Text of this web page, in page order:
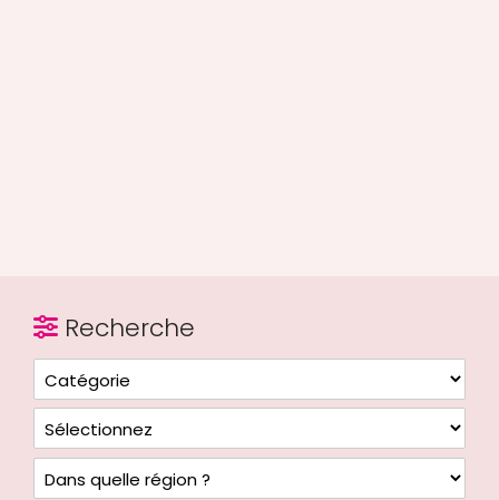
Recherche